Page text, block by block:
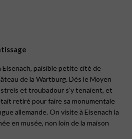
Eisenach, paisible petite cité de
de la Wartburg. Dès le Moyen
et troubadour s’y tenaient, et
retiré pour faire sa monumentale
allemande. On visite à Eisenach la
en musée, non loin de la maison